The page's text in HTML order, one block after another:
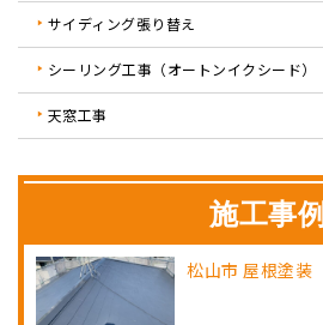
サイディング張り替え
シーリング工事（オートンイクシード）
天窓工事
施工事例
松山市 屋根塗装